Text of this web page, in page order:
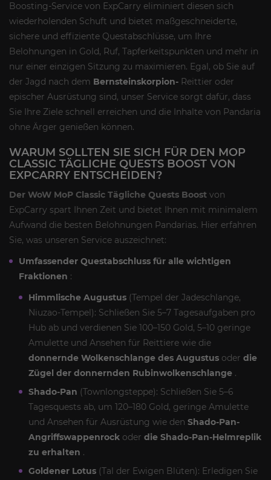
Boosting-Service von ExpCarry eliminiert diesen sich
wiederholenden Schuft und bietet maßgeschneiderte,
sichere und effiziente Questabschlüsse, um Ihre
Belohnungen in Gold, Ruf, Tapferkeitspunkten und mehr in
nur einer einzigen Sitzung zu maximieren. Egal, ob Sie auf
der Jagd nach dem Bernsteinskorpion- Reittier oder
epischer Ausrüstung sind, unser Service sorgt dafür, dass
Sie Ihre Ziele schnell erreichen und die Inhalte von Pandaria
ohne Ärger genießen können.
WARUM SOLLTEN SIE SICH FÜR DEN MOP
CLASSIC TÄGLICHE QUESTS BOOST VON
EXPCARRY ENTSCHEIDEN?
Der WoW MoP Classic Tägliche Quests Boost von
ExpCarry spart Ihnen Zeit und bietet Ihnen mit minimalem
Aufwand die besten Belohnungen Pandarias. Hier erfahren
Sie, was unseren Service auszeichnet:
Umfassender Questabschluss für alle wichtigen
Fraktionen :
Himmlische Augustus (Tempel der Jadeschlange,
Niuzao-Tempel): Schließen Sie 5–7 Tagesaufgaben pro
Hub ab und verdienen Sie 100–150 Gold, 5–10 geringe
Amulette und Ansehen für Reittiere wie die
donnernde Wolkenschlange des Augustus oder die
Zügel der donnernden Rubinwolkenschlange .
Shado-Pan (Townlongsteppe): Schließen Sie 5–6
Tagesquests ab, um 120–180 Gold, geringe Amulette
und Ansehen für Ausrüstung wie den Shado-Pan-
Angriffswappenrock oder die Shado-Pan-Helmreplik
zu erhalten .
Goldener Lotus (Tal der Ewigen Blüten): Erledigen Sie